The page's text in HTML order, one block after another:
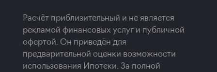
Расчёт приблизительный и не является
рекламой финансовых услуг и публичной
офертой. Он приведён для
предварительной оценки возможности
использования Ипотеки. За полной